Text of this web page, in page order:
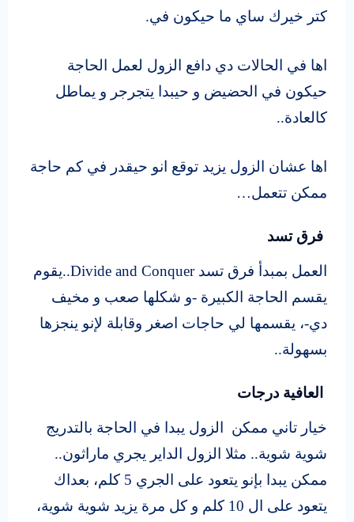
كتر خيرك ساي ما حيكون في.
اها في الحالات دي دافع الزول لعمل الحاجة
حيكون في الحضيض و حيبدا يتجرجر و يماطل
كالعادة..
اها عشان الزول يزيد توقع انو حيقدر في كم حاجة
ممكن تتعمل…
فرق تسد
العمل بمبدأ فرق تسدDivide and Conquer.. يقوم
يقسم الحاجة الكبيرة -و شكلها صعب و مخيف
دي-، يقسمها لي حاجات اصغر وقابلة لإنو ينجزها
بسهولة..
العافية درجات
خيار تاني ممكن الزول يبدا في الحاجة بالتدريج
شوية شوية.. مثلا الزول الداير يجري ماراثون..
ممكن يبدا بإنو يتعود على الجري 5 كلم، بعداك
يتعود على ال 10 كلم و كل مرة يزيد شوية شوية،